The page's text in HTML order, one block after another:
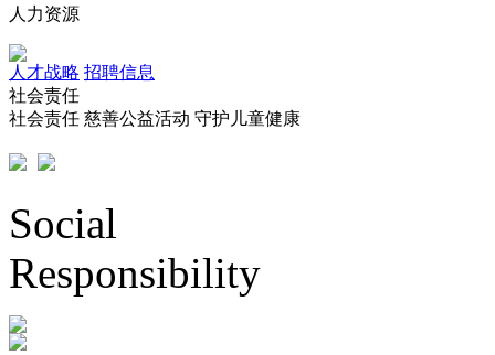
人力资源
人才战略 招聘信息
社会责任
社会责任 慈善公益活动 守护儿童健康
Social
Responsibility